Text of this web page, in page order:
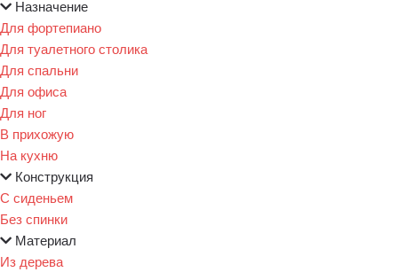
Назначение
Для фортепиано
Для туалетного столика
Для спальни
Для офиса
Для ног
В прихожую
На кухню
Конструкция
С сиденьем
Без спинки
Материал
Из дерева